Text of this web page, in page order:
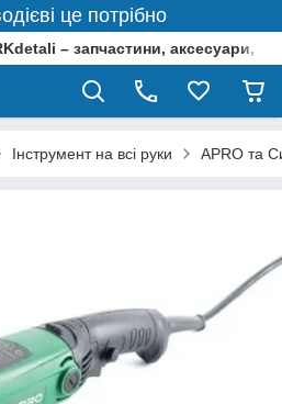
це потрібно
– запчастини, аксесуари,
Інструмент на всі руки APRO та